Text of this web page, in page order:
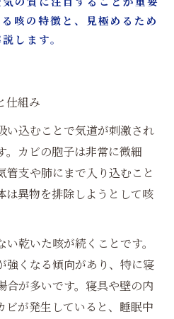
咳の特徴と、見極めるため
します。
仕組み
い込むことで気道が刺激され
。カビの胞子は非常に微細
管支や肺にまで入り込むこと
は異物を排除しようとして咳
乾いた咳が続くことです。
強くなる傾向があり、特に寝
合が多いです。寝具や壁の内
ビが発生していると、睡眠中